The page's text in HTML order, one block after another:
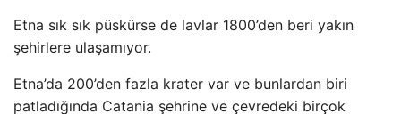
Etna sık sık püskürse de lavlar 1800’den beri yakın
şehirlere ulaşamıyor.
Etna’da 200’den fazla krater var ve bunlardan biri
patladığında Catania şehrine ve çevredeki birçok